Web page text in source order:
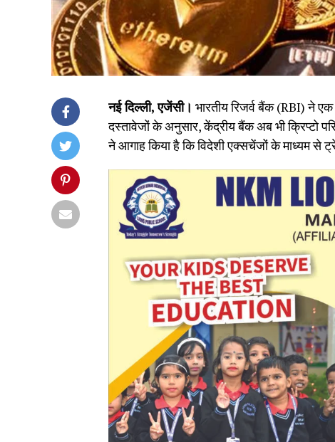
नई दिल्ली, एजेंसी। भारतीय रिजर्व बैंक (RBI) ने
दस्तावेजों के अनुसार, केंद्रीय बैंक अब भी क्रिप्टो
ने आगाह किया है कि विदेशी एक्सचेंजों के माध्यम से